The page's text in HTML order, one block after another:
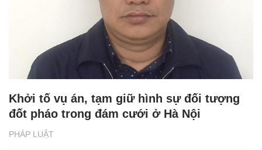
PHÁP LUẬT
Khởi tố vụ án, tạm giữ hình sự đối tượng
đốt pháo trong đám cưới ở Hà Nội